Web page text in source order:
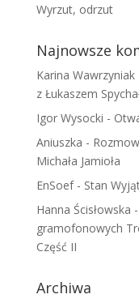
Wyrzut, odrzut
Najnowsze
Karina Wawrzyniak
z Łukaszem
Igor Wysocki -
Aniuszka -
Michała Jamioła
EnSoef- Stan
Hanna Ścisłowska -
gramofonowych
Część II
Archiwa